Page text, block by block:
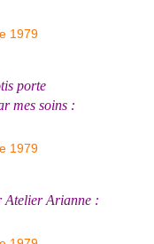
porte
mes soins :
Atelier Arianne :